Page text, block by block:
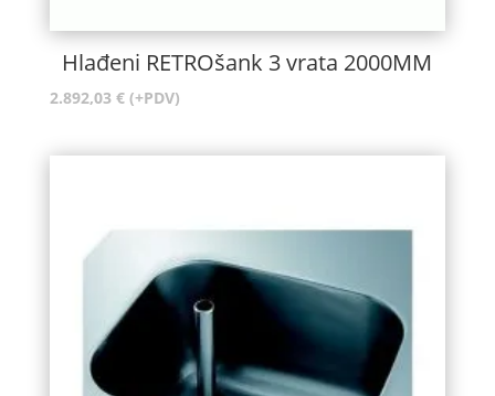
Hlađeni RETROšank 3 vrata 2000MM
2.892,03 € (+PDV)